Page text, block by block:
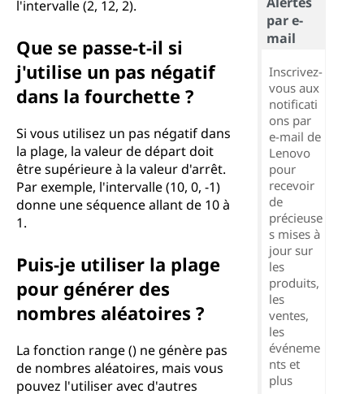
l'intervalle (2, 12, 2).
Que se passe-t-il si
j'utilise un pas négatif
dans la fourchette ?
Si vous utilisez un pas négatif dans
la plage, la valeur de départ doit
être supérieure à la valeur d'arrêt.
Par exemple, l'intervalle (10, 0, -1)
donne une séquence allant de 10 à
1.
Puis-je utiliser la plage
pour générer des
nombres aléatoires ?
La fonction range () ne génère pas
de nombres aléatoires, mais vous
pouvez l'utiliser avec d'autres
par e-
mail
Inscrivez-
vous aux
notificati
ons par
e-mail de
Lenovo
pour
recevoir
de
précieuse
s mises à
jour sur
les
produits,
les
ventes,
les
événeme
nts et
plus